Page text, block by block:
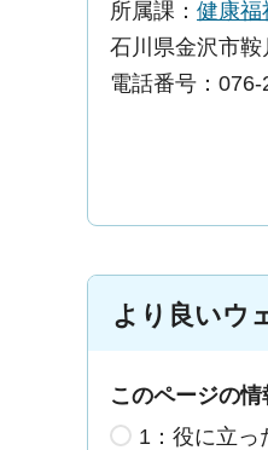
所属課： 健康
石川県金沢市
電話番号：
より良いウ
このページの
1：役に立っ